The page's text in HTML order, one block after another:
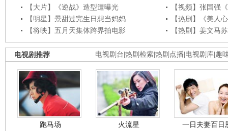
【大片】《逆战》造型遭曝光
【视频】张国强
【明星】景甜过完生日想当妈妈
【热剧】《美人
【将映】五月天集体跨界拍电影
【热剧】姜文马
电视剧台 热剧检索 热剧点播 电视剧库 趣
电视剧推荐
跑马场 火流星 一日夫妻百日